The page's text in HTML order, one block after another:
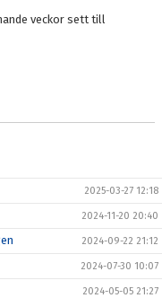
veckor sett till
2025-03-27 12:18
2024-11-20 20:40
2024-09-22 21:12
2024-07-30 10:07
2024-05-05 21:27